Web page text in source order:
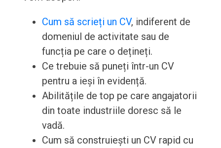
Cum să scrieți un CV, indiferent de
domeniul de activitate sau de
funcția pe care o dețineți.
Ce trebuie să puneți într-un CV
pentru a ieși în evidență.
Abilitățile de top pe care angajatorii
din toate industriile doresc să le
vadă.
Cum să construiești un CV rapid cu